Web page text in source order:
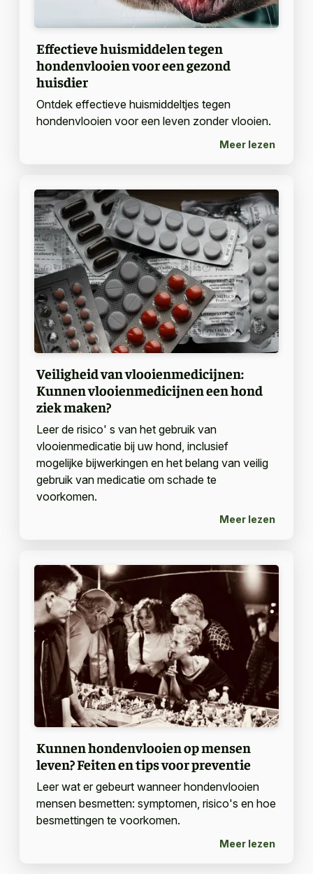
Effectieve huismiddelen tegen
hondenvlooien voor een gezond
huisdier
Ontdek effectieve huismiddeltjes tegen
hondenvlooien voor een leven zonder vlooien.
Meer lezen
Veiligheid van vlooienmedicijnen:
Kunnen vlooienmedicijnen een hond
ziek maken?
Leer de risico' s van het gebruik van
vlooienmedicatie bij uw hond, inclusief
mogelijke bijwerkingen en het belang van veilig
gebruik van medicatie om schade te
voorkomen.
Meer lezen
Kunnen hondenvlooien op mensen
leven? Feiten en tips voor preventie
Leer wat er gebeurt wanneer hondenvlooien
mensen besmetten: symptomen, risico's en hoe
besmettingen te voorkomen.
Meer lezen